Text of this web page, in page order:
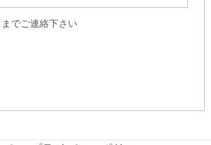
でご連絡下さい